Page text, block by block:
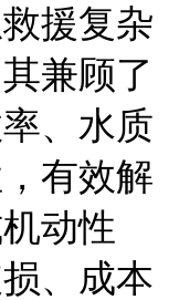
援复杂
兼顾了
、水质
有效解
动性
、成本